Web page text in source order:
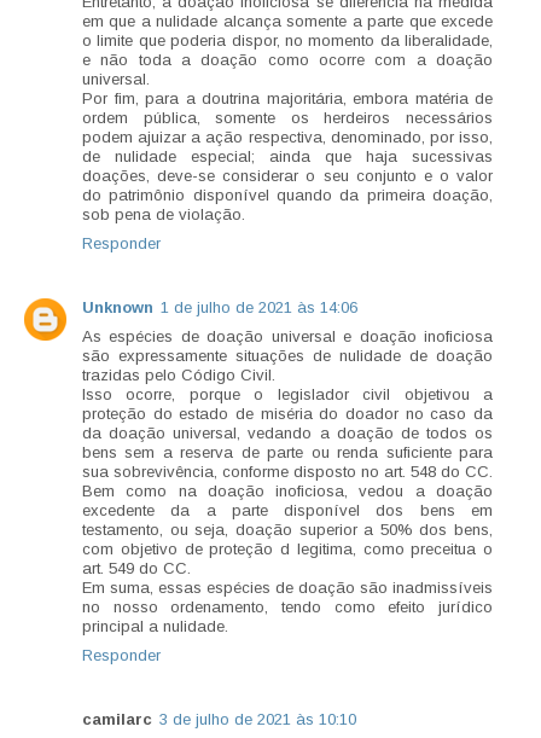
em que a nulidade alcança somente a parte que excede
o limite que poderia dispor, no momento da liberalidade,
e não toda a doação como ocorre com a doação
universal.
Por fim, para a doutrina majoritária, embora matéria de
ordem pública, somente os herdeiros necessários
podem ajuizar a ação respectiva, denominado, por isso,
de nulidade especial; ainda que haja sucessivas
doações, deve-se considerar o seu conjunto e o valor
do patrimônio disponível quando da primeira doação,
sob pena de violação.
Responder
Unknown 1 de julho de 2021 às 14:06
As espécies de doação universal e doação inoficiosa
são expressamente situações de nulidade de doação
trazidas pelo Código Civil.
Isso ocorre, porque o legislador civil objetivou a
proteção do estado de miséria do doador no caso da
da doação universal, vedando a doação de todos os
bens sem a reserva de parte ou renda suficiente para
sua sobrevivência, conforme disposto no art. 548 do CC.
Bem como na doação inoficiosa, vedou a doação
excedente da a parte disponível dos bens em
testamento, ou seja, doação superior a 50% dos bens,
com objetivo de proteção d legitima, como preceitua o
art. 549 do CC.
Em suma, essas espécies de doação são inadmissíveis
no nosso ordenamento, tendo como efeito jurídico
principal a nulidade.
Responder
camilarc 3 de julho de 2021 às 10:10